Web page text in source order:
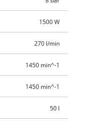
1500 W
270 l/min
1450 min^-1
1450 min^-1
50 l